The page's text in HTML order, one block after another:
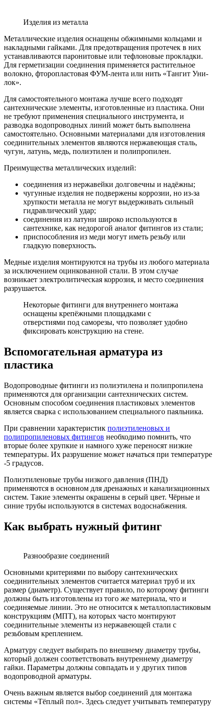
Изделия из металла
Металлические изделия оснащены обжимными кольцами и
накладными гайками. Для предотвращения протечек в них
устанавливаются паронитовые или тефлоновые прокладки.
Для герметизации соединения применяется растительное
волокно, фторопластовая ФУМ-лента или нить «Тангит Уни-
лок».
Для самостоятельного монтажа лучше всего подходят
сантехнические элементы, изготовленные из пластика. Они
не требуют применения специального инструмента, и
разводка водопроводных линий может быть выполнена
самостоятельно. Основными материалами для изготовления
соединительных элементов являются нержавеющая сталь,
чугун, латунь, медь, полиэтилен и полипропилен.
Преимущества металлических изделий:
соединения из нержавейки долговечны и надёжны;
чугунные изделия не подвержены коррозии, но из-за
хрупкости металла не могут выдерживать сильный
гидравлический удар;
соединения из латуни широко используются в
сантехнике, как недорогой аналог фитингов из стали;
приспособления из меди могут иметь резьбу или
гладкую поверхность.
Медные изделия монтируются на трубы из любого материала
за исключением оцинкованной стали. В этом случае
возникает электролитическая коррозия, и место соединения
разрушается.
Некоторые фитинги для внутреннего монтажа
оснащены крепёжными площадками с
отверстиями под саморезы, что позволяет удобно
фиксировать конструкцию на стене.
Вспомогательная арматура из
пластика
Водопроводные фитинги из полиэтилена и полипропилена
применяются для организации сантехнических систем.
Основным способом соединения пластиковых элементов
является сварка с использованием специального паяльника.
При сравнении характеристик полиэтиленовых и
полипропиленовых фитингов необходимо помнить, что
вторые более хрупкие и намного хуже переносят низкие
температуры. Их разрушение может начаться при температуре
-5 градусов.
Полиэтиленовые трубы низкого давления (ПНД)
применяются в основном для дренажных и канализационных
систем. Такие элементы окрашены в серый цвет. Чёрные и
синие трубы используются в системах водоснабжения.
Как выбрать нужный фитинг
Разнообразие соединений
Основными критериями по выбору сантехнических
соединительных элементов считается материал труб и их
размер (диаметр). Существует правило, по которому фитинги
должны быть изготовлены из того же материала, что и
соединяемые линии. Это не относится к металлопластиковым
конструкциям (МПТ), на которых часто монтируют
соединительные элементы из нержавеющей стали с
резьбовым креплением.
Арматуру следует выбирать по внешнему диаметру трубы,
который должен соответствовать внутреннему диаметру
гайки. Параметры должны совпадать и у других типов
водопроводной арматуры.
Очень важным является выбор соединений для монтажа
системы «Тёплый пол». Здесь следует учитывать температуру